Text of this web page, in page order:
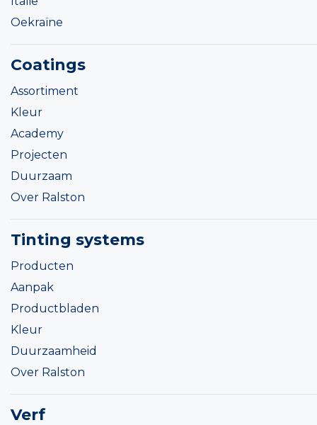
Oekraïne
Coatings
Assortiment
Kleur
Academy
Projecten
Duurzaam
Over Ralston
Tinting systems
Producten
Aanpak
Productbladen
Kleur
Duurzaamheid
Over Ralston
Verf